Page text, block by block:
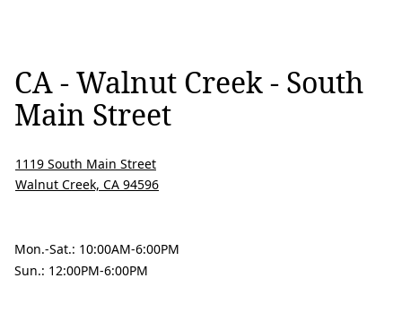
CA - Walnut Creek - South
Main Street
1119 South Main Street
Walnut Creek, CA 94596
Mon.-Sat.: 10:00AM-6:00PM
Sun.: 12:00PM-6:00PM